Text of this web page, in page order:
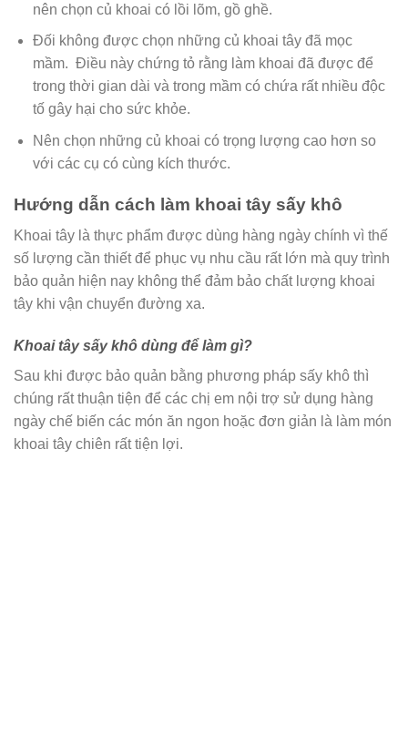
nên chọn củ khoai có lồi lõm, gồ ghề.
Đối không được chọn những củ khoai tây đã mọc
mầm. Điều này chứng tỏ rằng làm khoai đã được để
trong thời gian dài và trong mầm có chứa rất nhiều độc
tố gây hại cho sức khỏe.
Nên chọn những củ khoai có trọng lượng cao hơn so
với các cụ có cùng kích thước.
Hướng dẫn cách làm khoai tây sấy khô
Khoai tây là thực phẩm được dùng hàng ngày chính vì thế
số lượng cần thiết để phục vụ nhu cầu rất lớn mà quy trình
bảo quản hiện nay không thể đảm bảo chất lượng khoai
tây khi vận chuyển đường xa.
Khoai tây sấy khô dùng để làm gì?
Sau khi được bảo quản bằng phương pháp sấy khô thì
chúng rất thuận tiện để các chị em nội trợ sử dụng hàng
ngày chế biến các món ăn ngon hoặc đơn giản là làm món
khoai tây chiên rất tiện lợi.